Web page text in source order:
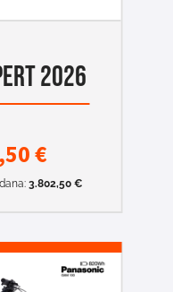
2026
€
3.802,50 €